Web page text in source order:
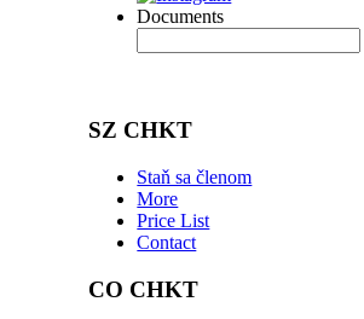
Documents
SZ CHKT
Staň sa členom
More
Price List
Contact
CO CHKT